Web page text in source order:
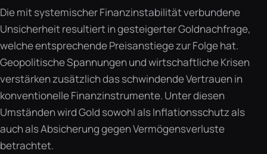
Die mit systemischer Finanzinstabilität verbundene
Unsicherheit resultiert in gesteigerter Goldnachfrage,
welche entsprechende Preisanstiege zur Folge hat.
Geopolitische Spannungen und wirtschaftliche Krisen
verstärken zusätzlich das schwindende Vertrauen in
konventionelle Finanzinstrumente. Unter diesen
Umständen wird Gold sowohl als Inflationsschutz als
auch als Absicherung gegen Vermögensverluste
betrachtet.